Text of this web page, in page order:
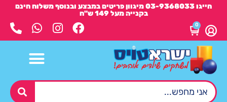
חייגו 03-9368033 מיגוון פריטים במבצע ובנוסף משלוח חינם
בקנייה מעל 149 ש"ח
0